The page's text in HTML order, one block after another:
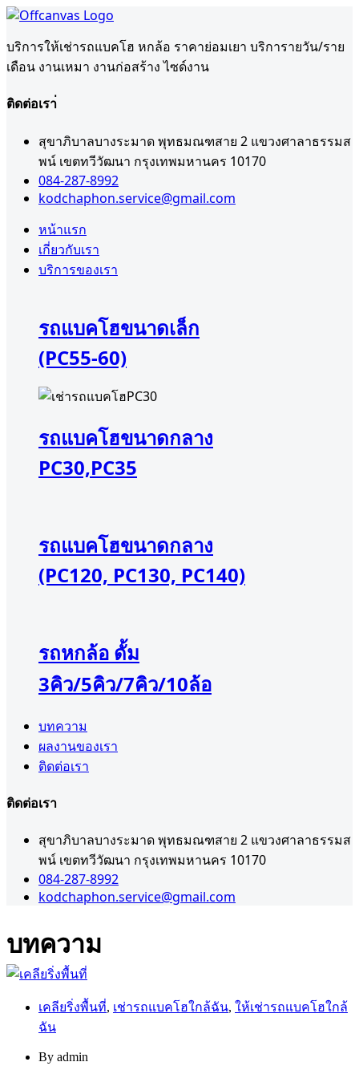
บริการให้เช่ารถแบคโฮ หกล้อ ราคาย่อมเยา บริการายวัน/ราย
เดือน งานเหมา งานก่อสร้าง ไซด์งาน
ติดต่อเรา่
สุขาภิบาลบางระมาด พุทธมณฑสาย 2 แขวงศาลาธรรมส
พน์ เขตทวีวัฒนา กรุงเทพมหานคร 10170
084-287-8992
kodchaphon.service@gmail.com
หน้าแรก
เกี่ยวกับเรา
บริการของเรา
รถแบคโฮขนาดเล็ก
(PC55-60)
รถแบคโฮขนาดกลาง
PC30,PC35
รถแบคโฮขนาดกลาง
(PC120, PC130, PC140)
รถหกล้อ ดั้ม
3คิว/5คิว/7คิว/10ล้อ
บทความ
ผลงานของเรา
ติดต่อเรา
ติดต่อเรา
สุขาภิบาลบางระมาด พุทธมณฑสาย 2 แขวงศาลาธรรมส
พน์ เขตทวีวัฒนา กรุงเทพมหานคร 10170
084-287-8992
kodchaphon.service@gmail.com
บทความ
เคลียริ่งพื้นที่, เช่ารถแบคโฮใกล้ฉัน, ให้เช่ารถแบคโฮใกล้
ฉัน
By admin